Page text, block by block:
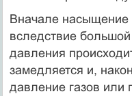
Вначале насыщение
вследствие
давления
замедляется и,
давление газов или